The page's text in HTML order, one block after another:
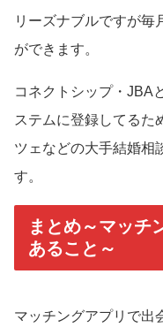
リーズナブルですが毎
ができます。
コネクトシップ・JBA
ステムに登録してるた
ツェなどの大手結婚相
す。
まとめ～マッチ
あること～
マッチングアプリで出